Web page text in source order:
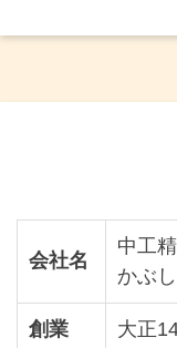
会社名
中工
かぶ
創業 大正